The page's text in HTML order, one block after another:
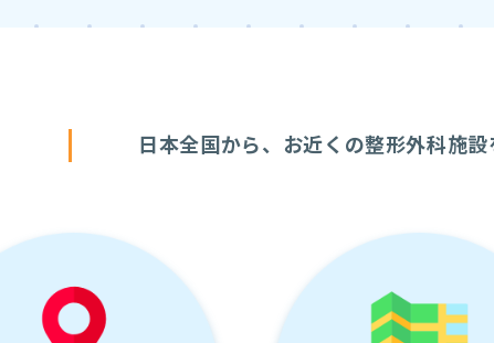
日本全国から、お近くの整形外科施